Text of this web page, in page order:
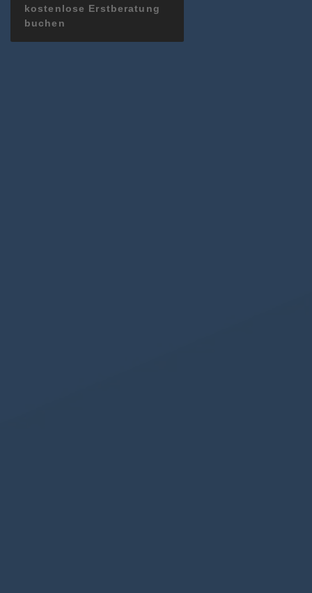
kostenlose Erstberatung
buchen